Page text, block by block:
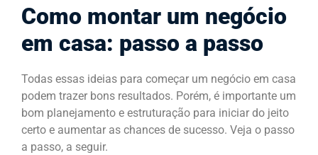
Como montar um negócio
em casa: passo a passo
Todas essas ideias para começar um negócio em casa
podem trazer bons resultados. Porém, é importante um
bom planejamento e estruturação para iniciar do jeito
certo e aumentar as chances de sucesso. Veja o passo
a passo, a seguir.